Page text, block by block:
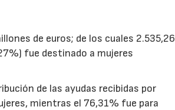
de euros; de los cuales 2.535,26
fue destinado a mujeres
de las ayudas recibidas por
mientras el 76,31% fue para